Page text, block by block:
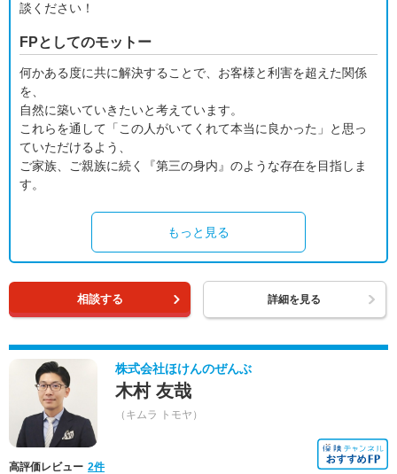
談ください！
FPとしてのモットー
何かある度に共に解決することで、お客様と利害を超えた関係
を、
自然に築いていきたいと考えています。
これらを通して「この人がいてくれて本当に良かった」と思っ
ていただけるよう、
ご家族、ご親族に続く『第三の身内』のような存在を目指しま
す。
もっと見る
相談する 詳細を見る
株式会社ほけんのぜんぶ
木村 友哉
（キムラ トモヤ）
高評価レビュー 2件